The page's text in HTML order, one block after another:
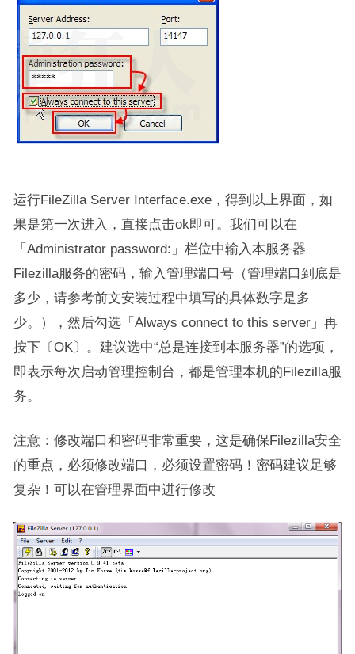
运行FileZilla Server Interface.exe，得到以上界面，如
果是第一次进入，直接点击ok即可。我们可以在
「Administrator password:」栏位中输入本服务器
Filezilla服务的密码，输入管理端口号（管理端口到底是
多少，请参考前文安装过程中填写的具体数字是多
少。），然后勾选「Always connect to this server」再
按下〔OK〕。建议选中“总是连接到本服务器”的选项，
即表示每次启动管理控制台，都是管理本机的Filezilla服
务。
注意：修改端口和密码非常重要，这是确保Filezilla安全
的重点，必须修改端口，必须设置密码！密码建议足够
复杂！可以在管理界面中进行修改